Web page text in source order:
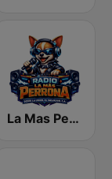
La Mas Perrona